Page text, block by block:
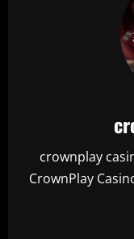
crownplay
CrownPlay